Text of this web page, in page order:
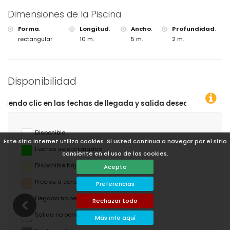
Este sitio internet utiliza cookies. Si usted continua a navegar por el sitio
consiente en el uso de las cookies.
Acepto
Preferencias
Rechazar todo
Más info aquí
Dimensiones de la Piscina
Forma:
rectangular
Longitud:
10 m.
Ancho:
5 m.
Profundidad:
2 m.
Disponibilidad
deseadas!
Disponible
Fechas seleccionadas
Disponible bajo petición
Precios a consultar
Llegada no permitida
Salida no permitida